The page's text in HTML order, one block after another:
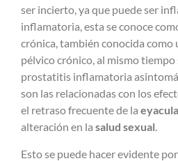
ser incierto, ya que puede ser
inflamatoria, esta se conoce
crónica, también conocida
pélvico crónico, al mismo
prostatitis inflamatoria
son las relacionadas con los
el retraso frecuente de la
alteración en la salud sexual.
Esto se puede hacer evidente